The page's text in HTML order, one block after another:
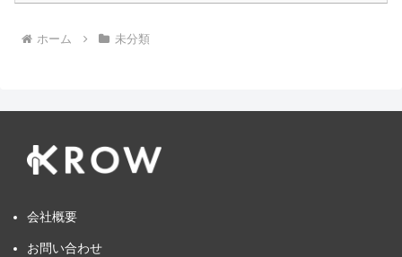
ホーム 未分類
会社概要
お問い合わせ